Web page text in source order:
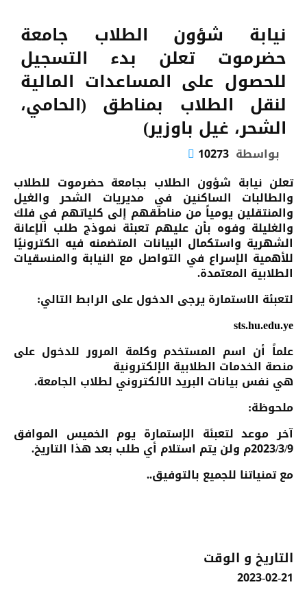
نيابة شؤون الطلاب جامعة
حضرموت تعلن بدء التسجيل
للحصول على المساعدات المالية
لنقل الطلاب بمناطق (الحامي،
الشحر، غيل باوزير)
بواسطة 10273
تعلن نيابة شؤون الطلاب بجامعة حضرموت للطلاب
والطالبات الساكنين في مديريات الشحر والغيل
والمنتقلين يومياً من مناطقهم إلى كلياتهم في فلك
والغليلة وفوه بأن عليهم تعبئة نموذج طلب الإعانة
الشهرية واستكمال البيانات المتضمنه فيه الكترونيًا
للأهمية الإسراع في التواصل مع النيابة والمنسقيات
الطلابية المعتمدة.
لتعبئة الاستمارة يرجى الدخول على الرابط التالي:
sts.hu.edu.ye
علماً أن اسم المستخدم وكلمة المرور للدخول على
منصة الخدمات الطلابية الإلكترونية
هي نفس بيانات البريد الالكتروني لطلاب الجامعة.
ملحوظة:
آخر موعد لتعبئة الإستمارة يوم الخميس الموافق
2023/3/9م ولن يتم استلام أي طلب بعد هذا التاريخ.
مع تمنياتنا للجميع بالتوفيق..
التاريخ و الوقت
2023-02-21